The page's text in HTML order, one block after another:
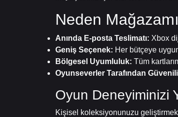
Neden
Anında E-posta Teslimatı: Xbox
Geniş Seçenek: Her bütçeye
Bölgesel Uyumluluk: Tüm
Oyunseverler Tarafından
Oyun Deneyiminizi
Kişisel koleksiyonunuzu